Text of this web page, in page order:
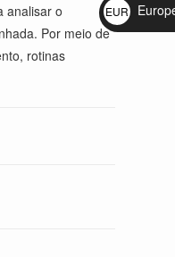
analisar o
Por meio de
rotinas
EUR
€